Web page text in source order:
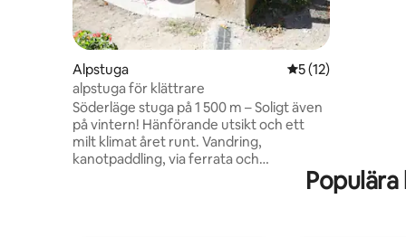
Alpstuga 5 av 5 i
5 (12)
alpstuga för klättrare
Söderläge stuga på 1 500 m – Soligt även
på vintern! Hänförande utsikt och ett
milt klimat året runt. Vandring,
kanotpaddling, via ferrata och
bergsklättring i Freissinières, porten till
Écrins nationalpark och den legendariska